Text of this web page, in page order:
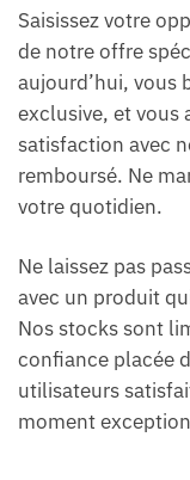
Saisissez votre
de notre offre
aujourd’hui, vous
exclusive, et vous
satisfaction avec
remboursé. Ne
votre quotidien.
Ne laissez pas
avec un produit
Nos stocks sont
confiance placée
utilisateurs
moment